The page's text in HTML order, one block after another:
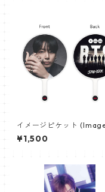
イメージピケット
ket) うちわ - ジョングク
NGKOOK_19)
¥1,500